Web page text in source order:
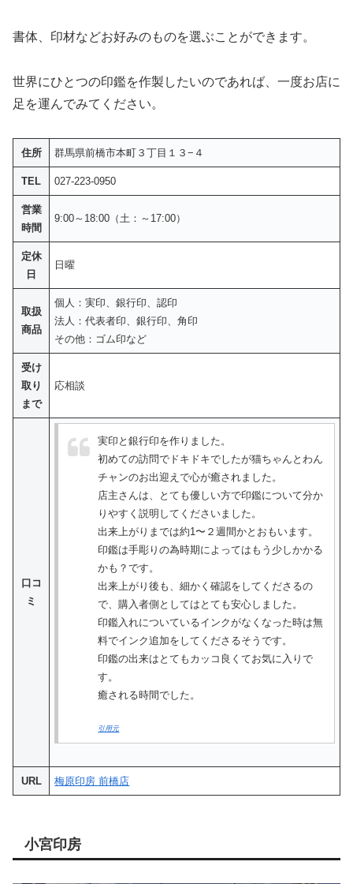
書体、印材などお好みのものを選ぶことができます。
世界にひとつの印鑑を作製したいのであれば、一度お店に
足を運んでみてください。
住所 群馬県前橋市本町３丁目１３−４
TEL 027-223-0950
営業
時間
9:00～18:00（土：～17:00）
定休
日
日曜
取扱
商品
個人：実印、銀行印、認印
法人：代表者印、銀行印、角印
その他：ゴム印など
受け
取り
まで
応相談
口コ
ミ
実印と銀行印を作りました。
初めての訪問でドキドキでしたが猫ちゃんとわん
チャンのお出迎えで心が癒されました。
店主さんは、とても優しい方で印鑑について分か
りやすく説明してくださいました。
出来上がりまでは約1〜２週間かとおもいます。
印鑑は手彫りの為時期によってはもう少しかかる
かも？です。
出来上がり後も、細かく確認をしてくださるの
で、購入者側としてはとても安心しました。
印鑑入れについているインクがなくなった時は無
料でインク追加をしてくださるそうです。
印鑑の出来はとてもカッコ良くてお気に入りで
す。
癒される時間でした。
引用元
URL 梅原印房 前橋店
小宮印房